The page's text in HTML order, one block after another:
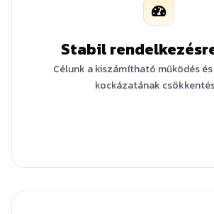
Stabil
Célunk a kiszámítható működés
kockázatának